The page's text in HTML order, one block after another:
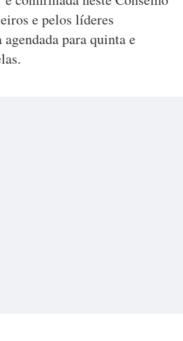
e pelos líderes
para quinta e